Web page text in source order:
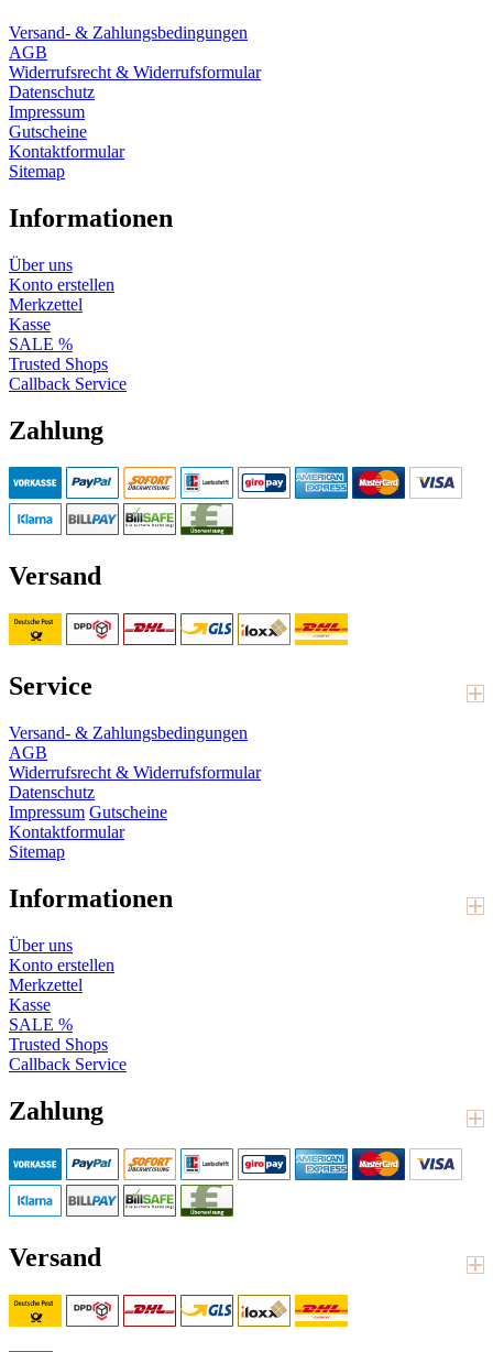
Versand- & Zahlungsbedingungen
AGB
Widerrufsrecht & Widerrufsformular
Datenschutz
Impressum
Gutscheine
Kontaktformular
Sitemap
Informationen
Über uns
Konto erstellen
Merkzettel
Kasse
SALE %
Trusted Shops
Callback Service
Zahlung
Versand
Service
Versand- & Zahlungsbedingungen
AGB
Widerrufsrecht & Widerrufsformular
Datenschutz
Impressum Gutscheine
Kontaktformular
Sitemap
Informationen
Über uns
Konto erstellen
Merkzettel
Kasse
SALE %
Trusted Shops
Callback Service
Zahlung
Versand